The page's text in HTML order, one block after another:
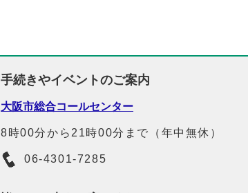
手続きやイベントのご案内
大阪市総合コールセンター
8時00分から21時00分まで（年中無休）
06-4301-7285